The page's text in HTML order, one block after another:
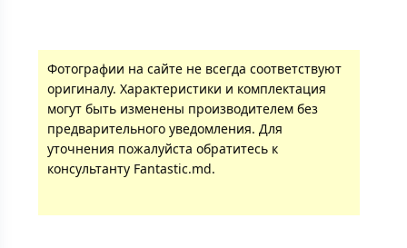
Фотографии на сайте не всегда соответствуют
оригиналу. Характеристики и комплектация
могут быть изменены производителем без
предварительного уведомления. Для
уточнения пожалуйста обратитесь к
консультанту Fantastic.md.